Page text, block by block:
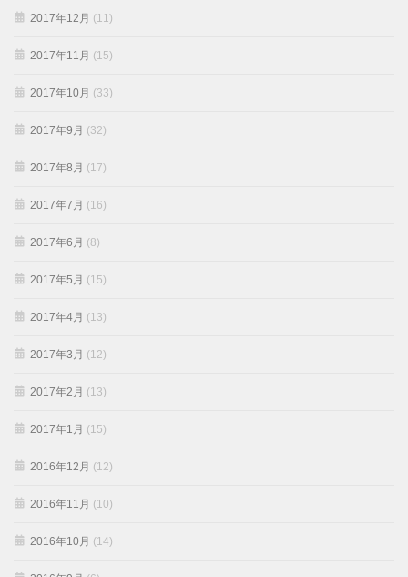
2017年12月 (11)
2017年11月 (15)
2017年10月 (33)
2017年9月 (32)
2017年8月 (17)
2017年7月 (16)
2017年6月 (8)
2017年5月 (15)
2017年4月 (13)
2017年3月 (12)
2017年2月 (13)
2017年1月 (15)
2016年12月 (12)
2016年11月 (10)
2016年10月 (14)